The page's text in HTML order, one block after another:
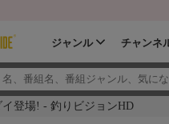
ジャンル チャンネ
登場! - 釣りビジョンHD